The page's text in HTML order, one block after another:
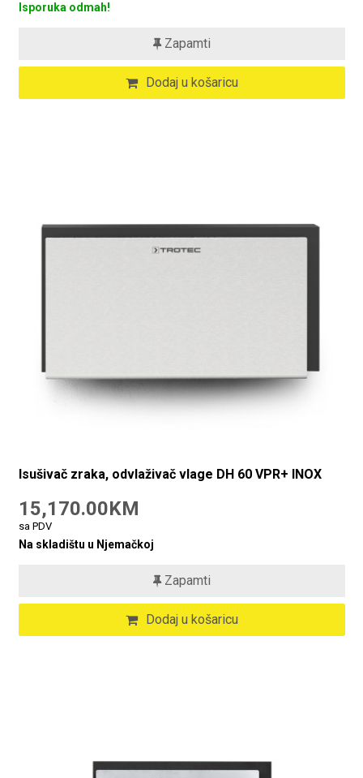
Isporuka odmah!
Zapamti
Dodaj u košaricu
Isušivač zraka, odvlaživač vlage DH 60 VPR+ INOX
15,170.00KM
sa PDV
Na skladištu u Njemačkoj
Zapamti
Dodaj u košaricu